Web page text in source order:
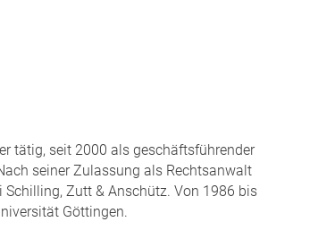
tätig, seit 2000 als geschäftsführender
seiner Zulassung als Rechtsanwalt
Zutt & Anschütz. Von 1986 bis
Göttingen.